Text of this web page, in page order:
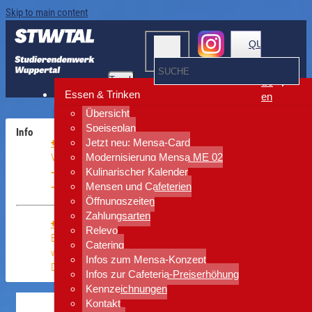
Skip to main content
Toggle
navigation
Essen & Trinken
Übersicht
Speiseplan
Jetzt neu: Mensa-Card
Modernisierung Mensa ME 02
Kulinarischer Kalender
Mensen und Cafeterien
Öffnungszeiten
Zahlungsarten
Relevo
Catering
Infos zum Mensa-Konzept
Infos zur Cafeteria-Preiserhöhung
Kennzeichnungen
Kontakt
QUICKLINKS
de
en
+++ Schließungen während der Semesterferien
Vom10.08. bis 25.09.sind komplett geschlossen:
- Cafeteria ME 03
- Kaffeebar "ins Grüne"
+++ Updates Mensa-Spülstraße
Bis zur Wiedereröffnung der neuen Spülstraße stehen
weiterhin die Abräumstationen zur Verfügung.
Danke für eure Geduld und Kooperation!